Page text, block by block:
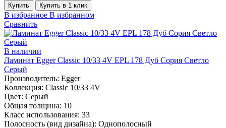
Купить Купить в 1 клик
В избранное В избранном
Сравнить
В наличии
Ламинат Egger Classic 10/33 4V EPL 178 Дуб Сория Светло
Серый
Производитель: Egger
Коллекция: Classic 10/33 4V
Цвет: Серый
Общая толщина: 10
Класс использования: 33
Полосность (вид дизайна): Однополосный